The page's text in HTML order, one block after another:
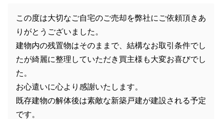
この度は大切なご自宅のご売却を弊社にご依頼頂きあ
りがとうございました。
建物内の残置物はそのままで、結構なお取引条件でし
たが綺麗に整理していただき買主様も大変お喜びでし
た。
お心遣いに心より感謝いたします。
既存建物の解体後は素敵な新築戸建が建設される予定
です。